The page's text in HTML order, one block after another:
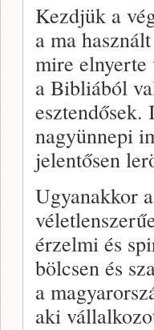
Kezdjük a
a ma
mire elnyerte
a Bibliából
nagyünnepi
jelentősen
Ugyanakkor
érzelmi és
bölcsen és
a
aki